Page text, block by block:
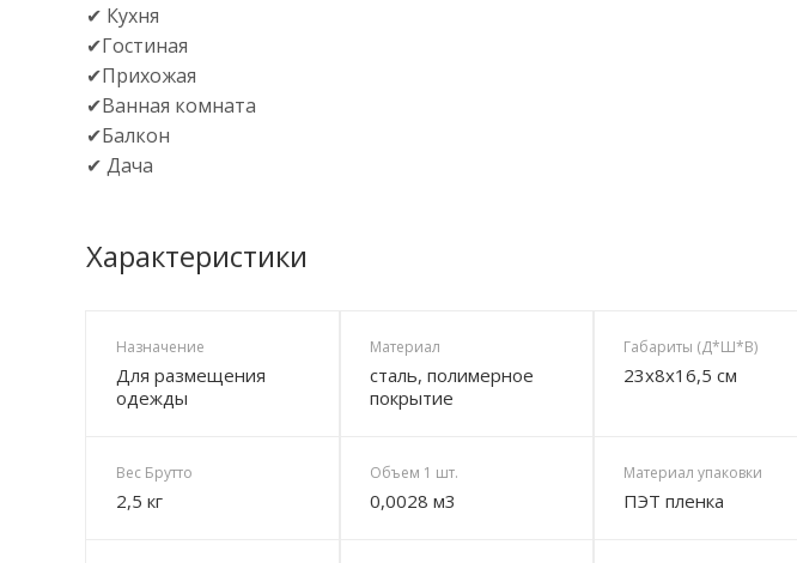
✔ Кухня
✔Гостиная
✔Прихожая
✔Ванная комната
✔Балкон
✔ Дача
Характеристики
Назначение
Для размещения
одежды
Материал
сталь, полимерное
покрытие
Габариты (Д*Ш*В)
23х8х16,5 см
Вес Брутто
2,5 кг
Объем 1 шт.
0,0028 м3
Материал упаковки
ПЭТ пленка